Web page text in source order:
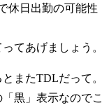
休日出勤の可能性
てあげましょう。
またTDLだって。
黒」表示なのでこ